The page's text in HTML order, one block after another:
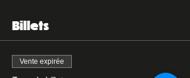
Billets
Vente expirée